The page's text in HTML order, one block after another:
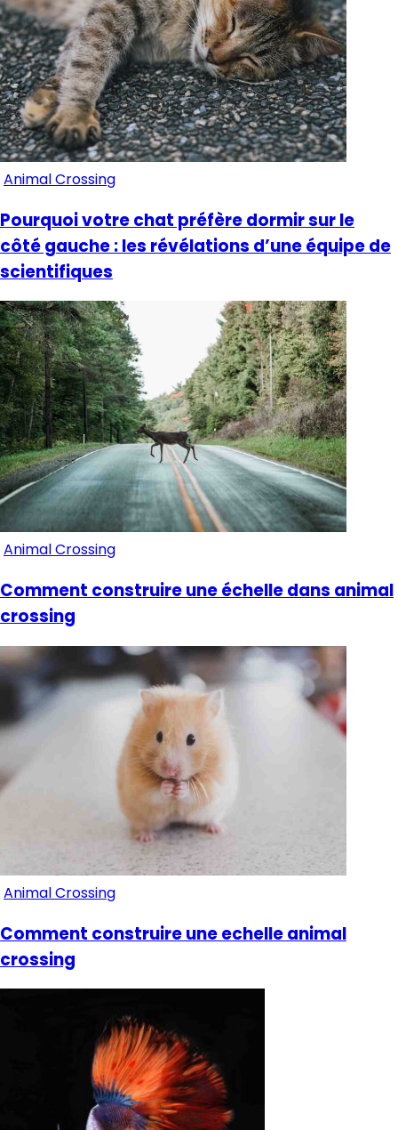
Animal Crossing
Pourquoi votre chat préfère dormir sur le
côté gauche : les révélations d’une équipe de
scientifiques
Animal Crossing
Comment construire une échelle dans animal
crossing
Animal Crossing
Comment construire une echelle animal
crossing